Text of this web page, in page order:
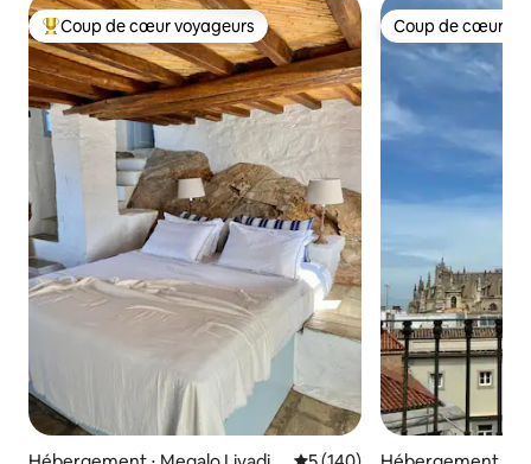
Coups de cœur voyageurs les plus appréciés
Coup de cœur voyageurs Coup de cœur
Coup de cœur